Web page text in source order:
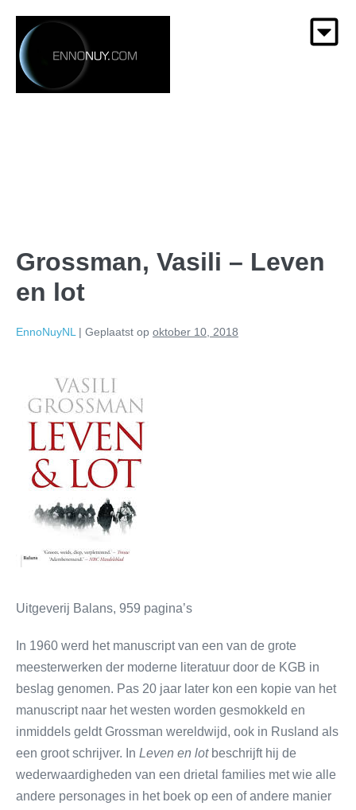
Grossman, Vasili – Leven
en lot
EnnoNuyNL | Geplaatst op oktober 10, 2018
Uitgeverij Balans, 959 pagina’s
In 1960 werd het manuscript van een van de grote
meesterwerken der moderne literatuur door de KGB in
beslag genomen. Pas 20 jaar later kon een kopie van het
manuscript naar het westen worden gesmokkeld en
inmiddels geldt Grossman wereldwijd, ook in Rusland als
een groot schrijver. In Leven en lotbeschrijft hij de
wederwaardigheden van een drietal families met wie alle
andere personages in het boek op een of andere manier